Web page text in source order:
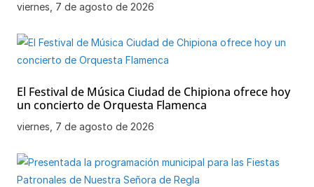
viernes, 7 de agosto de 2026
El Festival de Música Ciudad de Chipiona ofrece hoy
un concierto de Orquesta Flamenca
viernes, 7 de agosto de 2026